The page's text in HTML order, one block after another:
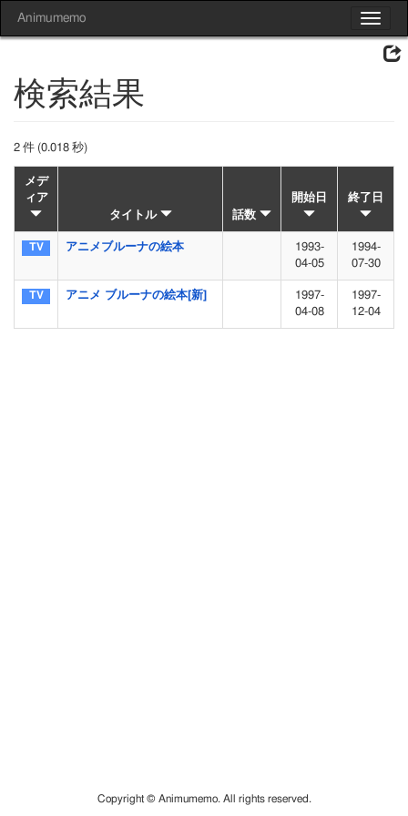
Toggle
Animumemo
検索結果
2 件 (0.018 秒)
メデ
ィア
タイトル
話数
開始日 終了日
アニメブルーナの絵本
1993-
04-05
1994-
07-30
アニメ ブルーナの絵本[新]
1997-
04-08
1997-
12-04
Copyright © Animumemo. All rights reserved.